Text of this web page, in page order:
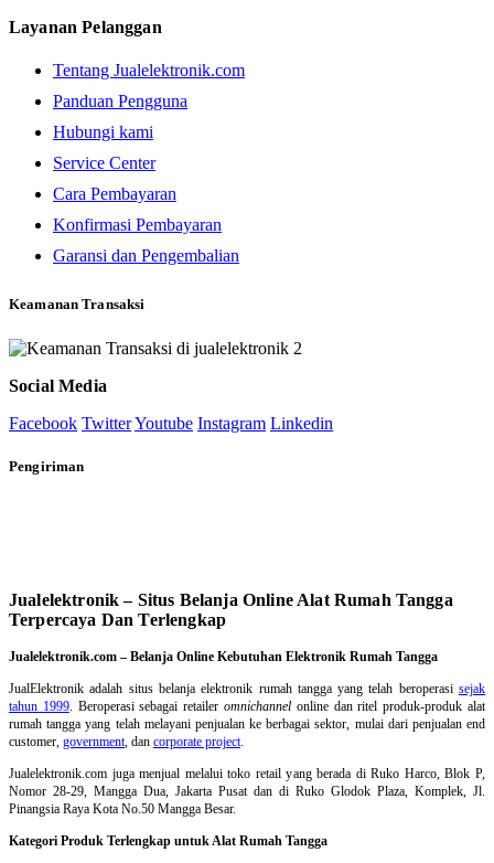
Layanan Pelanggan
Tentang Jualelektronik.com
Panduan Pengguna
Hubungi kami
Service Center
Cara Pembayaran
Konfirmasi Pembayaran
Garansi dan Pengembalian
Keamanan Transaksi
Social Media
Facebook TwitterYoutube Instagram Linkedin
Pengiriman
Jualelektronik – Situs Belanja Online Alat Rumah Tangga
Terpercaya Dan Terlengkap
Jualelektronik.com – Belanja Online Kebutuhan Elektronik Rumah Tangga
JualElektronik adalah situs belanja elektronik rumah tanggayang telah beroperasisejak
tahun 1999. Beroperasi sebagai retaileromnichannel online dan ritel produk-produk alat
rumah tangga yang telah melayani penjualan ke berbagai sektor, mulai dari penjualan end
customer, government, dan corporate project.
Jualelektronik.com juga menjual melalui toko retail yang berada di Ruko Harco, Blok P,
Nomor 28-29, Mangga Dua, Jakarta Pusat dan di Ruko Glodok Plaza, Komplek, Jl.
Pinangsia Raya Kota No.50 Mangga Besar.
Kategori Produk Terlengkap untuk Alat Rumah Tangga